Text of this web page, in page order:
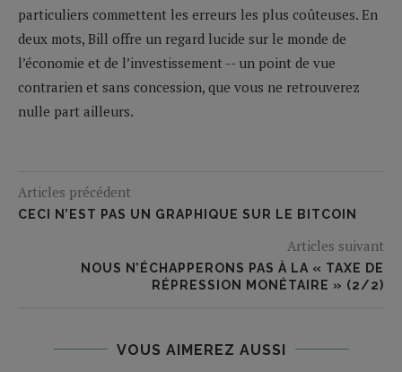
particuliers commettent les erreurs les plus coûteuses. En
deux mots, Bill offre un regard lucide sur le monde de
l’économie et de l’investissement -- un point de vue
contrarien et sans concession, que vous ne retrouverez
nulle part ailleurs.
Articles précédent
CECI N’EST PAS UN GRAPHIQUE SUR LE BITCOIN
Articles suivant
NOUS N’ÉCHAPPERONS PAS À LA « TAXE DE
RÉPRESSION MONÉTAIRE » (2/2)
VOUS AIMEREZ AUSSI